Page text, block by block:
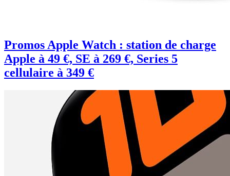
Promos Apple Watch : station de charge
Apple à 49 €, SE à 269 €, Series 5
cellulaire à 349 €